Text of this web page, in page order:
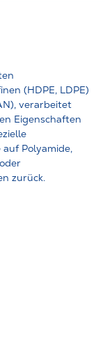
(HDPE, LDPE)
verarbeitet
Eigenschaften
Polyamide,
zurück.